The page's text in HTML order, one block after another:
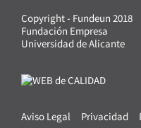
Copyright - Fundeun 2018
Fundación Empresa
Universidad de Alicante
Aviso Legal Privacidad